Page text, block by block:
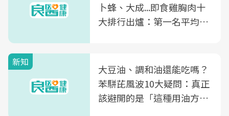
卜蜂、大成...即食雞胸肉十
大排行出爐：第一名平均一
新知
大豆油、調和油還能吃嗎？
苯駢芘風波10大疑問：真正
該避開的是「這種用油方